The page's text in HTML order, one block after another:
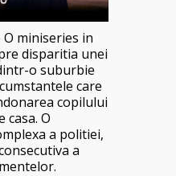
O miniseries in
disparitia unei
o suburbie
care
copilului
casa. O
a politiei,
a